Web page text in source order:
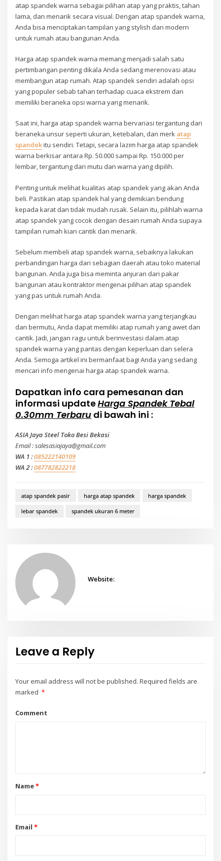
atap spandek warna sebagai pilihan atap yang praktis, tahan
lama, dan menarik secara visual. Dengan atap spandek warna,
Anda bisa menciptakan tampilan yang stylish dan modern
untuk rumah atau bangunan Anda.
Harga atap spandek warna memang menjadi salah satu
pertimbangan penting dikala Anda sedang merenovasi atau
membangun atap rumah. Atap spandek sendiri adalah opsi
yang populer sebab tahan terhadap cuaca ekstrem dan
memiliki beraneka opsi warna yang menarik.
Saat ini, harga atap spandek warna bervariasi tergantung dari
beraneka unsur seperti ukuran, ketebalan, dan merk atap
spandekitu sendiri. Tetapi, secara lazim harga atap spandek
warna berkisar antara Rp. 50.000 sampai Rp. 150.000 per
lembar, tergantung dari mutu dan warna yang dipilih.
Penting untuk melihat kualitas atap spandek yang akan Anda
beli. Pastikan atap spandek hal yang demikian bendung
kepada karat dan tidak mudah rusak. Selain itu, pilihlah warna
atap spandek yang cocok dengan desain rumah Anda supaya
tampilan rumah kian cantik dan menarik.
Sebelum membeli atap spandek warna, sebaiknya lakukan
perbandingan harga dari sebagian daerah atau toko material
bangunan. Anda juga bisa meminta anjuran dari pakar
bangunan atau kontraktor mengenai pilihan atap spandek
yang pas untuk rumah Anda.
Dengan melihat harga atap spandek warna yang terjangkau
dan bermutu, Anda dapat memiliki atap rumah yang awet dan
cantik. Jadi, jangan ragu untuk berinvestasi dalam atap
spandek warna yang pantas dengan keperluan dan selera
Anda. Semoga artikel ini bermanfaat bagi Anda yang sedang
mencari info mengenai harga atap spandek warna.
Dapatkan info cara pemesanan dan
informasi updateHarga Spandek Tebal
0.30mm Terbaru di bawah ini :
ASIA Jaya Steel Toko Besi Bekasi
Email : salesasiajaya@gmail.com
WA 1 :085222140109
WA 2 :087782822218
atap spandek pasir harga atap spandek harga spandek
lebar spandek spandek ukuran 6 meter
Website:
Leave a Reply
Your email address will not be published. Required fields are
marked *
Comment
Name*
Email *